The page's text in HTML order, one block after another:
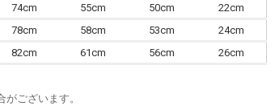
74cm 55cm 50cm
22cm
78cm 58cm 53cm
24cm
82cm 61cm 56cm 26cm
ございます。